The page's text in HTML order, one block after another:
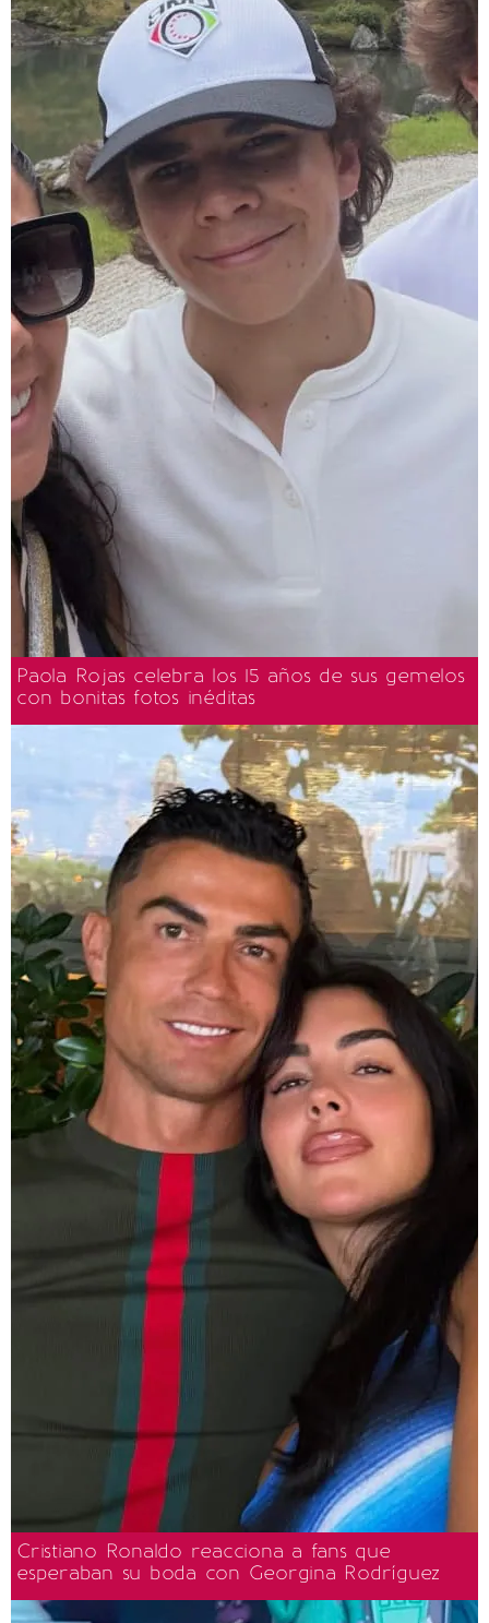
Paola Rojas celebra los 15 años de sus gemelos
con bonitas fotos inéditas
Cristiano Ronaldo reacciona a fans que
esperaban su boda con Georgina Rodríguez